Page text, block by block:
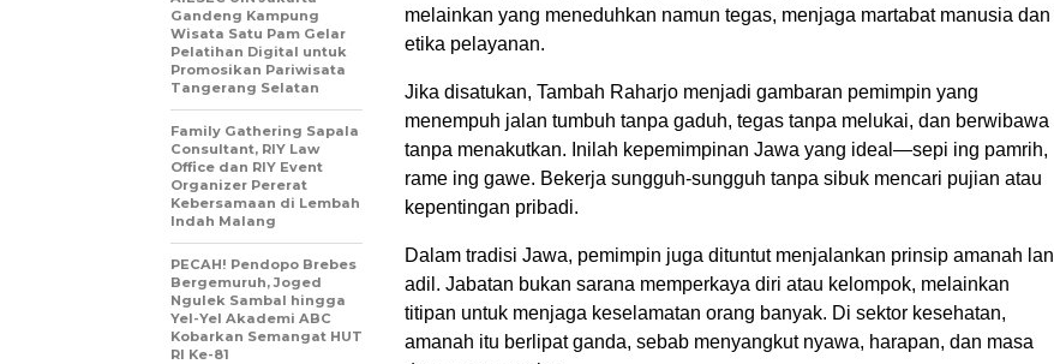
melainkan yang meneduhkan namun tegas, menjaga martabat manusia dan
etika pelayanan.
Jika disatukan, Tambah Raharjo menjadi gambaran pemimpin yang
menempuh jalan tumbuh tanpa gaduh, tegas tanpa melukai, dan berwibawa
tanpa menakutkan. Inilah kepemimpinan Jawa yang ideal—sepi ing pamrih,
rame ing gawe. Bekerja sungguh-sungguh tanpa sibuk mencari pujian atau
kepentingan pribadi.
Dalam tradisi Jawa, pemimpin juga dituntut menjalankan prinsip amanah lan
adil. Jabatan bukan sarana memperkaya diri atau kelompok, melainkan
titipan untuk menjaga keselamatan orang banyak. Di sektor kesehatan,
amanah itu berlipat ganda, sebab menyangkut nyawa, harapan, dan masa
Gandeng Kampung
Wisata Satu Pam Gelar
Pelatihan Digital untuk
Promosikan Pariwisata
Tangerang Selatan
Family Gathering Sapala
Consultant, RIY Law
Office dan RIY Event
Organizer Pererat
Kebersamaan di Lembah
Indah Malang
PECAH! Pendopo Brebes
Bergemuruh, Joged
Ngulek Sambal hingga
Yel-Yel Akademi ABC
Kobarkan Semangat HUT
RI Ke-81